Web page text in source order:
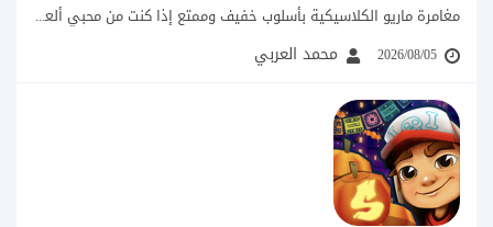
مغامرة ماريو الكلاسيكية بأسلوب خفيف وممتع إذا كنت من محبي ألعاب ماريو القديمة التي...
2026/08/05 محمد العربي